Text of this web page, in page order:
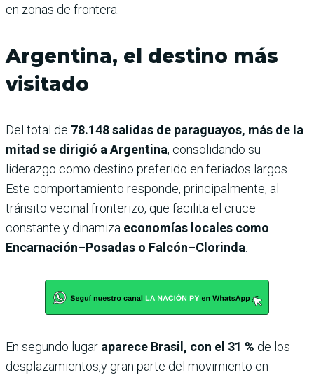
en zonas de frontera.
Argentina, el destino más
visitado
Del total de 78.148 salidas de paraguayos, más de la
mitad se dirigió a Argentina, consolidando su
liderazgo como destino preferido en feriados largos.
Este comportamiento responde, principalmente, al
tránsito vecinal fronterizo, que facilita el cruce
constante y dinamiza economías locales como
Encarnación–Posadas o Falcón–Clorinda
En segundo lugar aparece Brasil, con el 31 % de los
desplazamientos,y gran parte del movimiento en